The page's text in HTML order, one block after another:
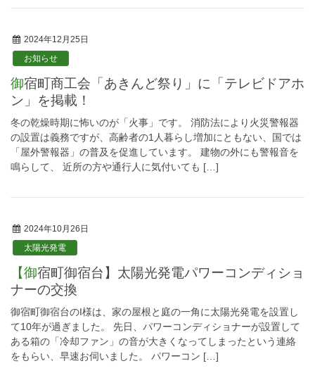
2024年12月25日
お知らせ
御宿町商工会「あきんど祭り」に「テレビドアホ
ン」を掲載！
冬の乾燥時期に怖いのが「火事」です。 消防法により火災警報器
の設置は義務ですが、高齢者の1人暮らし増加にともない、国では
「屋外警報器」の普及を促進しています。 建物の外にも警報音を
鳴らして、 近所の方や通行人に気付いても […]
2024年10月26日
太陽光発電
【御宿町御宿台】太陽光発電パワーコンディショ
ナーの交換
御宿町御宿台のI様は、家の屋根と庭の一角に太陽光発電を設置し
て10年が過ぎました。 先日、パワーコンディショナーが設置して
ある箱の「冷却ファン」の音が大きくなってしまったという連絡
をもらい、早速お伺いました。 パワーコン […]